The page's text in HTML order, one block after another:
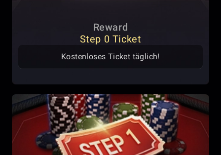
Reward
Step 0 Ticket
Kostenloses Ticket täglich!